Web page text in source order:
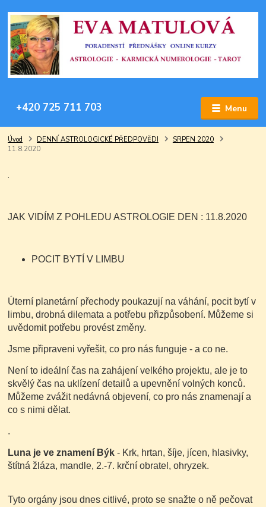
Menu
+420 725 711 703
Úvod DENNÍ ASTROLOGICKÉ PŘEDPOVĚDI
SRPEN 2020
11.8.2020
.
JAK VIDÍM Z POHLEDU ASTROLOGIE DEN : 11.8.2020
POCIT BYTÍ V LIMBU
Úterní planetární přechody poukazují na váhání, pocit bytí v
limbu, drobná dilemata a potřebu přizpůsobení. Můžeme si
uvědomit potřebu provést změny.
Jsme připraveni vyřešit, co pro nás funguje - a co ne.
Není to ideální čas na zahájení velkého projektu, ale je to
skvělý čas na uklízení detailů a upevnění volných konců.
Můžeme zvážit nedávná objevení, co pro nás znamenají a
co s nimi dělat.
.
Luna je ve znamení Býk - Krk, hrtan, šíje, jícen, hlasivky,
štítná žláza, mandle, 2.-7. krční obratel, ohryzek.
Tyto orgány jsou dnes citlivé, proto se snažte o ně pečovat